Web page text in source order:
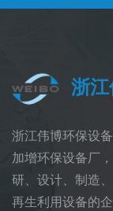
浙江
浙江伟博环保设
加增环保设备厂
研、设计、制造
再生利用设备的企